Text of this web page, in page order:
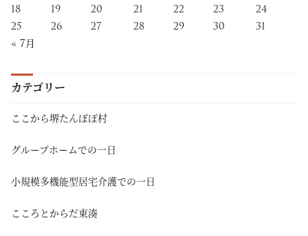
18
19 20 21 22 23
24
25
26 27 28 29 30
31
« 7月
カテゴリー
ここから堺たんぽぽ村
グループホームでの一日
小規模多機能型居宅介護での一日
こころとからだ東湊